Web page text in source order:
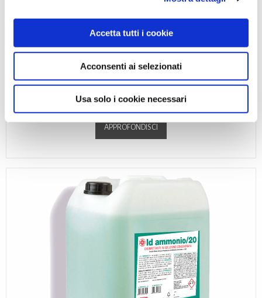
Accetta tutti i cookie
Acconsenti ai selezionati
Usa solo i cookie necessari
SOQUAT
Il SOQUAT è un detergente disinfettante per puliz...
APPROFONDISCI